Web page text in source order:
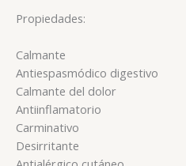
Propiedades:
Calmante
Antiespasmódico digestivo
Calmante del dolor
Antiinflamatorio
Carminativo
Desirritante